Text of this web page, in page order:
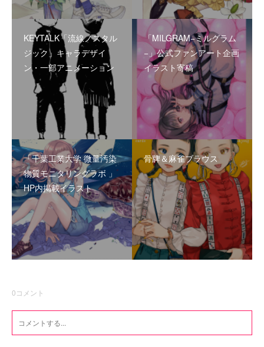
KEYTALK「流線ノスタル
ジック」キャラデザイ
ン・一部アニメーション
「MILGRAM−ミルグラム
−」公式ファンアート企画
イラスト寄稿
「千葉工業大学 微量汚染
物質モニタリングラボ 」
HP内掲載イラスト
骨牌＆麻雀ブラウス
0コメント